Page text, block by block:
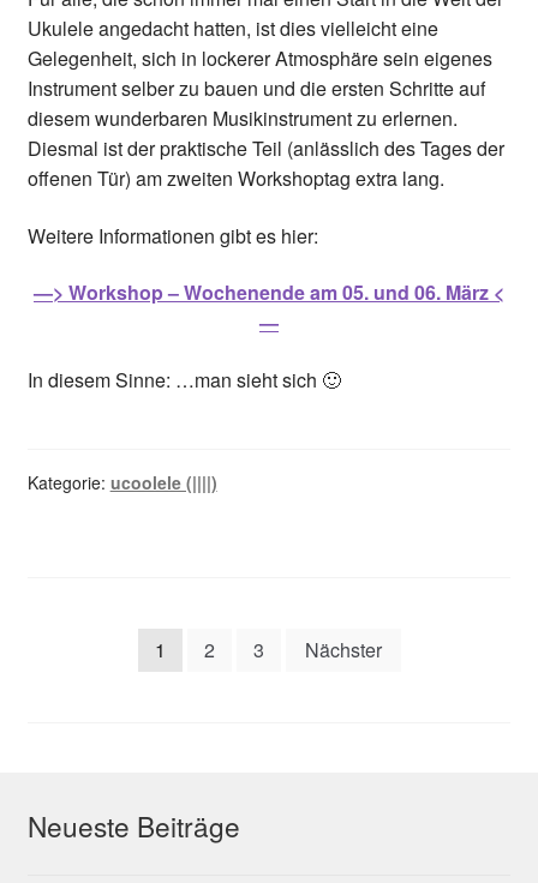
Ukulele angedacht hatten, ist dies vielleicht eine
Gelegenheit, sich in lockerer Atmosphäre sein eigenes
Instrument selber zu bauen und die ersten Schritte auf
diesem wunderbaren Musikinstrument zu erlernen.
Diesmal ist der praktische Teil (anlässlich des Tages der
offenen Tür) am zweiten Workshoptag extra lang.
Weitere Informationen gibt es hier:
—> Workshop – Wochenende am 05. und 06. März <
—
In diesem Sinne: …man sieht sich 🙂
Kategorie: ucoolele (||||)
Seitennummerierung
1 2 3 Nächster
Neueste Beiträge